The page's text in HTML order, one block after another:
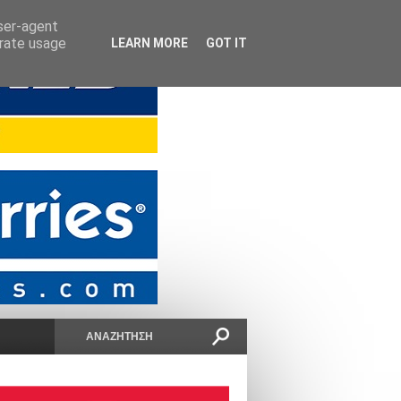
agent
usage
LEARN MORE GOT IT